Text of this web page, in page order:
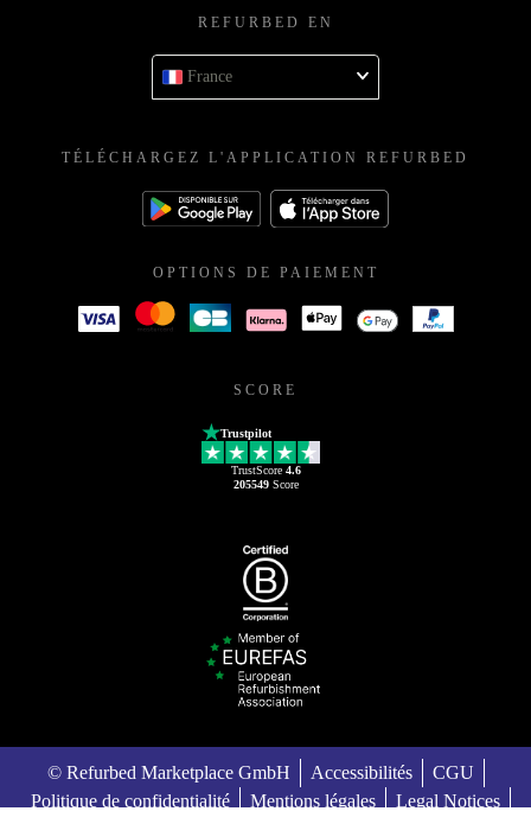
REFURBED EN
France
TÉLÉCHARGEZ L'APPLICATION REFURBED
OPTIONS DE PAIEMENT
SCORE
Trustpilot
TrustScore 4.6
205549Score
© Refurbed Marketplace GmbH Accessibilités
CGU
Politique de confidentialité
Mentions légales
Legal Notices